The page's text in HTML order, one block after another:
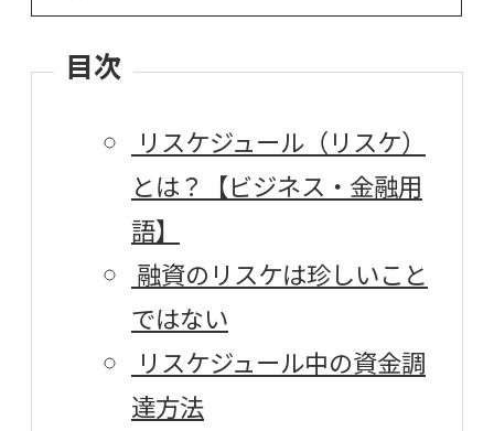
目次
リスケジュール（リスケ）
とは？【ビジネス・金融用
語】
融資のリスケは珍しいこと
ではない
リスケジュール中の資金調
達方法